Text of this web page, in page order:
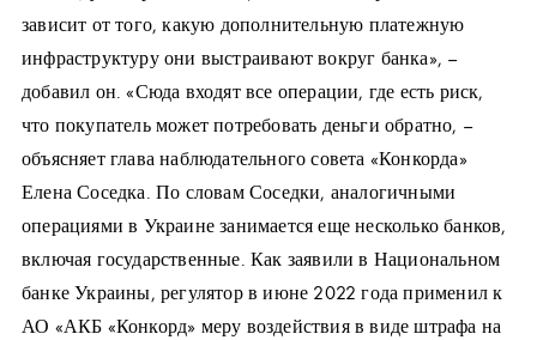
зависит от того, какую дополнительную платежную
инфраструктуру они выстраивают вокруг банка», –
добавил он. «Сюда входят все операции, где есть риск,
что покупатель может потребовать деньги обратно, –
объясняет глава наблюдательного совета «Конкорда»
Елена Соседка. По словам Соседки, аналогичными
операциями в Украине занимается еще несколько банков,
включая государственные. Как заявили в Национальном
банке Украины, регулятор в июне 2022 года применил к
АО «АКБ «Конкорд» меру воздействия в виде штрафа на